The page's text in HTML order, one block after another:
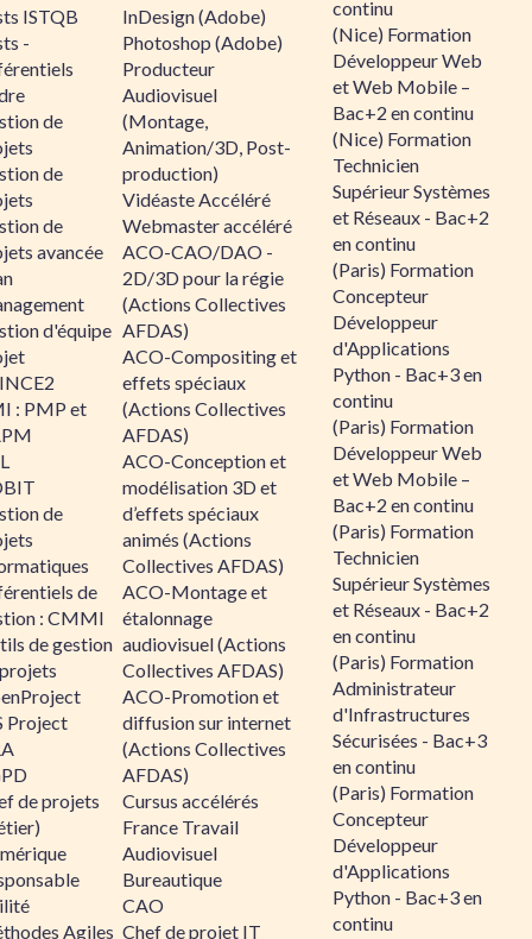
ISTQB
-
de
de
de
avancée
d'équipe
: PMP et
de
de
: CMMI
de gestion
Project
de projets
Agiles
InDesign (Adobe)
Photoshop (Adobe)
Producteur
Audiovisuel
(Montage,
Animation/3D, Post-
production)
Vidéaste Accéléré
Webmaster accéléré
ACO-CAO/DAO -
2D/3D pour la régie
(Actions Collectives
AFDAS)
ACO-Compositing et
effets spéciaux
(Actions Collectives
AFDAS)
ACO-Conception et
modélisation 3D et
d’effets spéciaux
animés (Actions
Collectives AFDAS)
ACO-Montage et
étalonnage
audiovisuel (Actions
Collectives AFDAS)
ACO-Promotion et
diffusion sur internet
(Actions Collectives
AFDAS)
Cursus accélérés
France Travail
Audiovisuel
Bureautique
CAO
Chef de projet IT
continu
(Nice) Formation
Développeur Web
et Web Mobile –
Bac+2 en continu
(Nice) Formation
Technicien
Supérieur Systèmes
et Réseaux - Bac+2
en continu
(Paris) Formation
Concepteur
Développeur
d'Applications
Python - Bac+3 en
continu
(Paris) Formation
Développeur Web
et Web Mobile –
Bac+2 en continu
(Paris) Formation
Technicien
Supérieur Systèmes
et Réseaux - Bac+2
en continu
(Paris) Formation
Administrateur
d'Infrastructures
Sécurisées - Bac+3
en continu
(Paris) Formation
Concepteur
Développeur
d'Applications
Python - Bac+3 en
continu